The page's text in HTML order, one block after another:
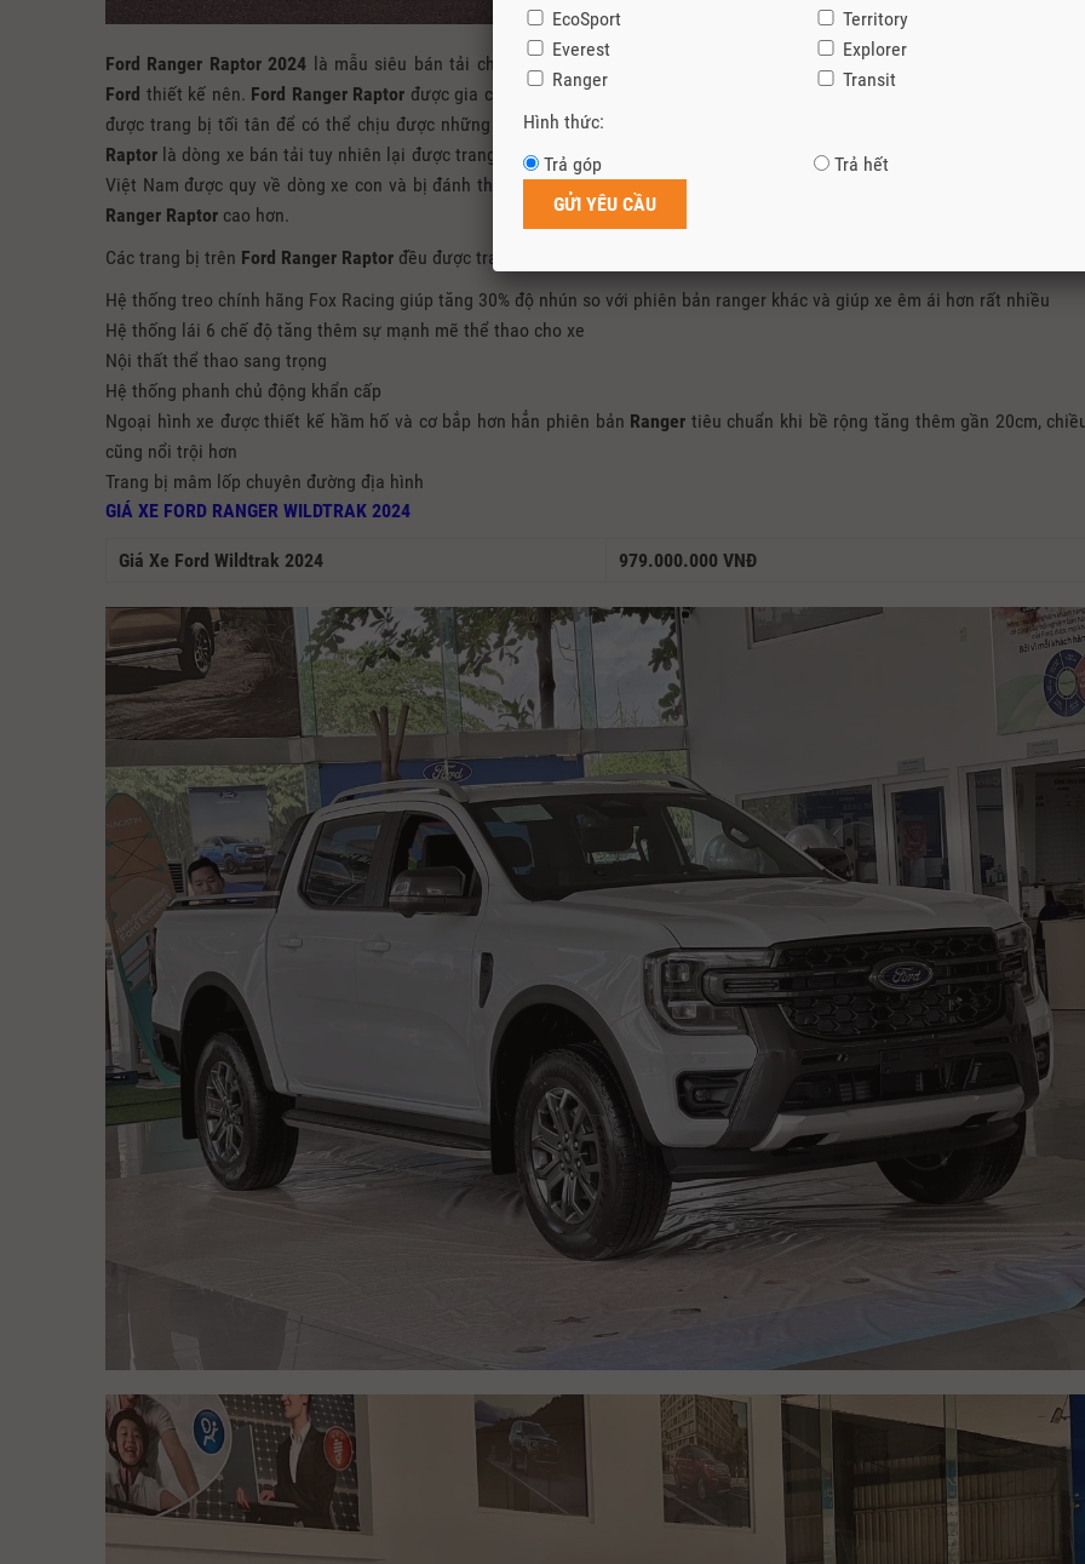
Ford Ranger Raptor 2024 là mẫu siêu bán tải chuyên đường địa hình do bộ phận hiệu năng cao – Ford Performance của
Ford thiết kế nên. Ford Ranger Raptor được gia cố thêm ở hệ thống khung gầm, hệ thống chịu lực và các công nghệ trên xe
được trang bị tối tân để có thể chịu được những địa hình hiểm trở nhất mà vẫn đảm bảo được hiệu suất cao nhất.
Raptor là dòng xe bán tải tuy nhiên lại được trang bị hệ thống treo cả trước và sau là hệ thống treo đa điểm nên khi nhập
Việt Nam được quy về dòng xe con và bị đánh thuế như dòng xe con, đây là một phần nguyên nhân khiến giá lăn bánh
Ranger Raptor cao hơn.
Các trang bị trên Ford Ranger Raptor đều được trang bị đỉnh cao như:
Hệ thống treo chính hãng Fox Racing giúp tăng 30% độ nhún so với phiên bản ranger khác và giúp xe êm ái hơn rất nhiều
Hệ thống lái 6 chế độ tăng thêm sự mạnh mẽ thể thao cho xe
Nội thất thể thao sang trọng
Hệ thống phanh chủ động khẩn cấp
Ngoại hình xe được thiết kế hầm hố và cơ bắp hơn hẳn phiên bản Ranger tiêu chuẩn khi bề rộng tăng thêm gần 20cm,
cũng nổi trội hơn
Trang bị mâm lốp chuyên đường địa hình
GIÁ XE FORD RANGER WILDTRAK 2024
Giá Xe Ford Wildtrak 2024 979.000.000 VNĐ
EcoSport
Territory
Everest
Explorer
Ranger
Transit
Hình thức:
Trả góp
Trả hết